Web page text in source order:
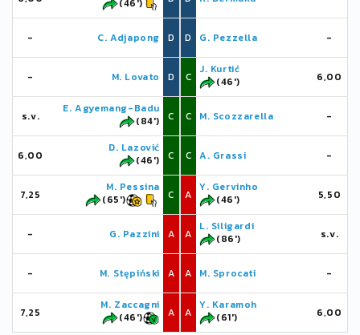
(46')
- C. Adjapong D
- M. Lovato D
s.v.
E. Agyemang-Badu
(84')
C
6,00
D. Lazović
(46')
C
7,25
M. Pessina
(65')
C
- G. Pazzini A
- M. Stępiński A
7,25
M. Zaccagni
(46')
A
D G. Pezzella -
C
J. Kurtić
(46')
6,00
C M. Scozzarella -
C A. Grassi -
A
Y. Gervinho
(46')
5,50
A
L. Siligardi
(86')
s.v.
A M. Sprocati -
A
Y. Karamoh
(61')
6,00